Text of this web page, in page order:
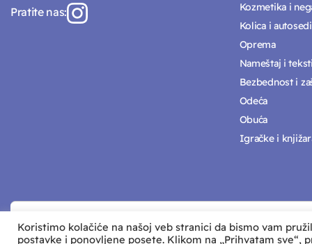
Pratite nas:
Kozmetika i
Kolica i
Oprema
Nameštaj i
Bezbednost i
Odeća
Obuća
Igračke i
Sva prava zadržava © Beeboo d.o.o.
Koristimo kolačiće na našoj veb stranici da bismo vam
postavke i ponovljene posete. Klikom na „Prihvatam